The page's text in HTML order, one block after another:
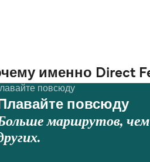
именно Direct
Плавайте повсюду
маршрутов,